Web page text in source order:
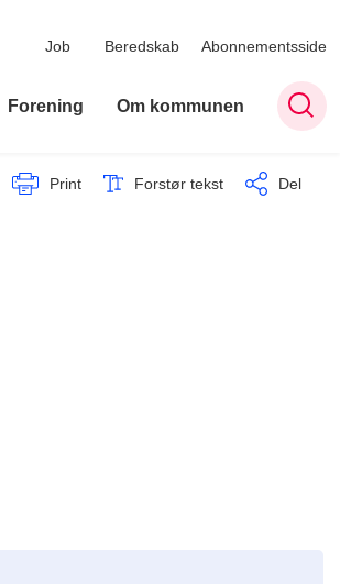
Job Beredskab Abonnementsside
Forening Om kommunen
Print Forstør tekst Del